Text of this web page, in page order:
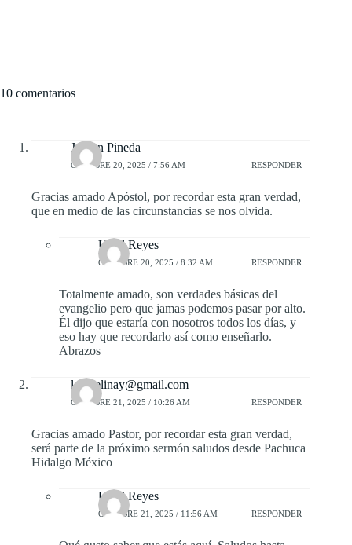
10 comentarios
Jordan Pineda
OCTUBRE 20, 2025 / 7:56 AM RESPONDER
Gracias amado Apóstol, por recordar esta gran verdad,
que en medio de las circunstancias se nos olvida.
Uziel Reyes
OCTUBRE 20, 2025 / 8:32 AM RESPONDER
Totalmente amado, son verdades básicas del
evangelio pero que jamas podemos pasar por alto.
Él dijo que estaría con nosotros todos los días, y
eso hay que recordarlo así como enseñarlo.
Abrazos
laloyelinay@gmail.com
OCTUBRE 21, 2025 / 10:26 AM RESPONDER
Gracias amado Pastor, por recordar esta gran verdad,
será parte de la próximo sermón saludos desde Pachuca
Hidalgo México
Uziel Reyes
OCTUBRE 21, 2025 / 11:56 AM RESPONDER